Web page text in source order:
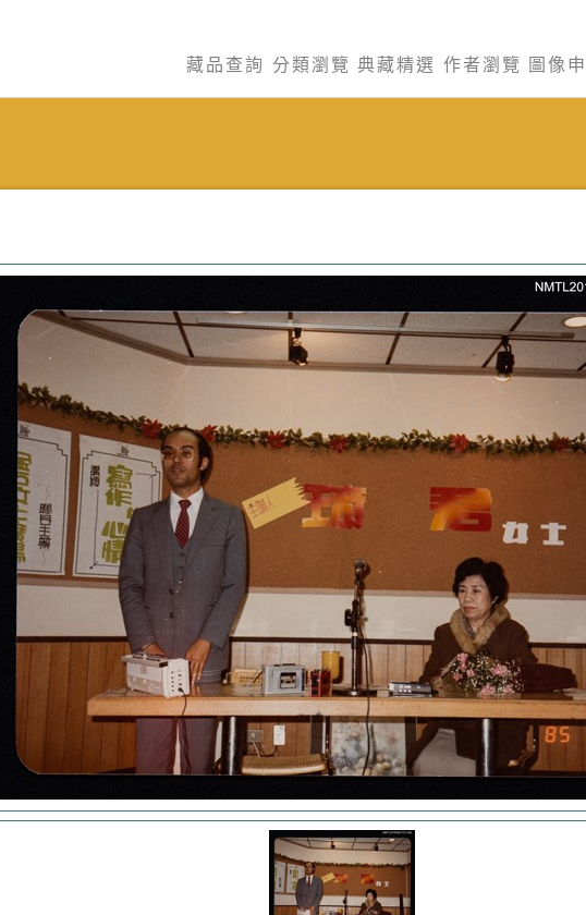
藏品查詢 分類瀏覽 典藏精選 作者瀏覽 圖像